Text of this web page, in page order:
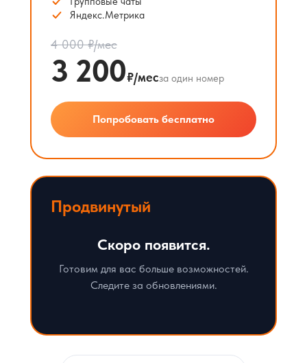
Яндекс.Метрика
4 000 ₽/мес
3 200₽/месза один номер
Попробовать бесплатно
Продвинутый
Скоро появится.
Готовим для вас больше возможностей.
Следите за обновлениями.